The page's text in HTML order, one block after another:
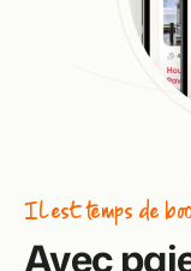
Il est temps de
Avec